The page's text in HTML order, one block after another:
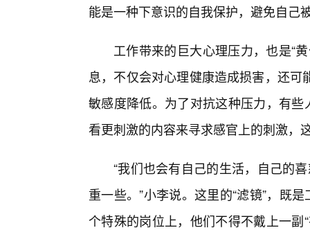
能是一种下意识的自我保护，避免自己
工作带来的巨大心理压力，也是“
息，不仅会对心理健康造成损害，还
敏感度降低。为了对抗这种压力，有
看更刺激的内容来寻求感官上的刺激，
“我们也会有自己的生活，自己的
重一些。”小李说。这里的“滤镜”，既
个特殊的岗位上，他们不得不戴上一